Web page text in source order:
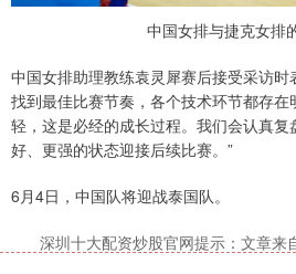
中国女排与捷克女排
中国女排助理教练袁灵犀赛后接受采访时
找到最佳比赛节奏，各个技术环节都存
轻，这是必经的成长过程。我们会认真
好、更强的状态迎接后续比赛。”
6月4日，中国队将迎战泰国队。
深圳十大配资炒股官网提示：文章来